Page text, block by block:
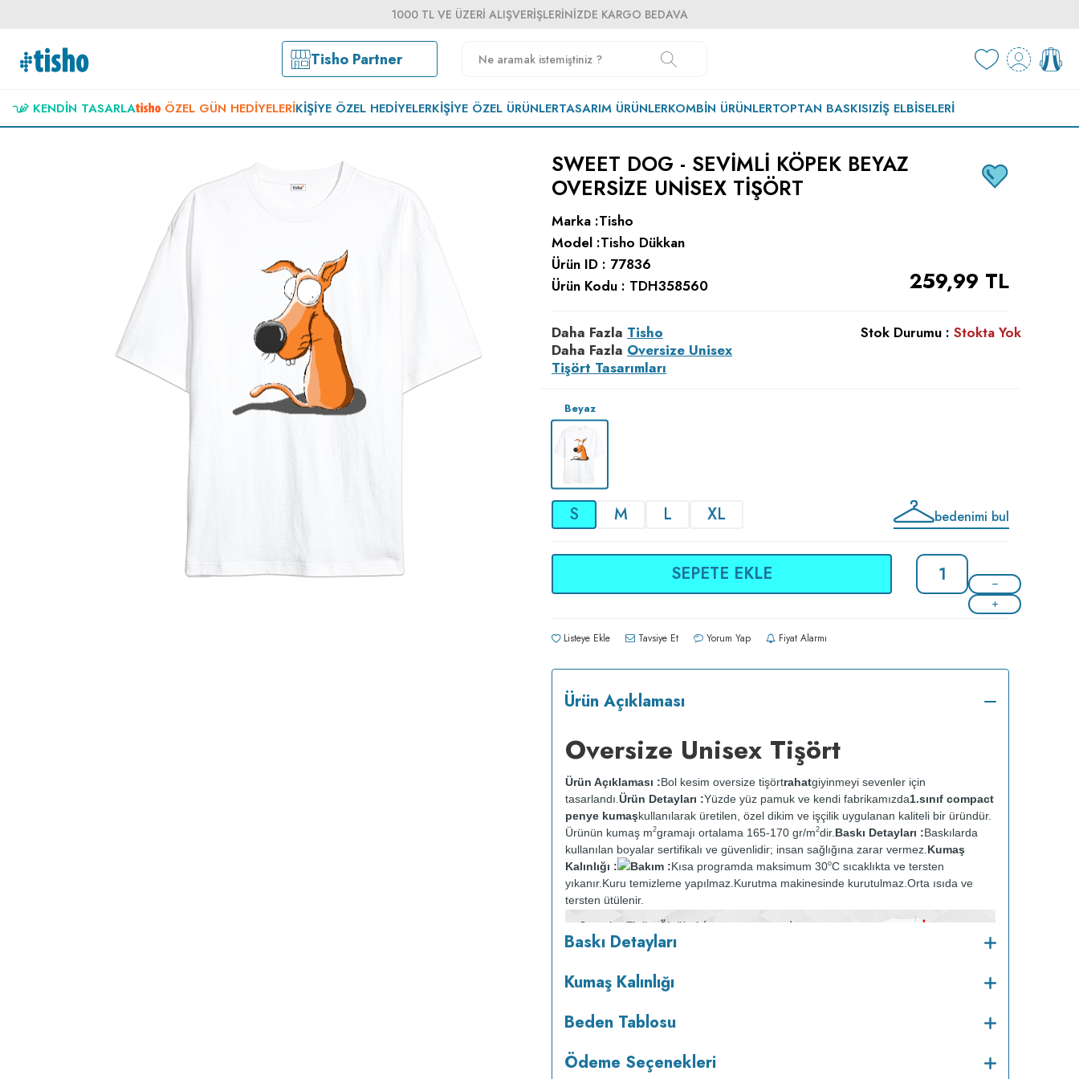
1000 TL VE ÜZERI ALIŞVERIŞLERINIZDE KARGO BEDAVA
Tisho Partner
KENDIN TASARLA ÖZEL GÜN HEDIYELERIKIŞIYE ÖZEL HEDIYELERKIŞIYE ÖZEL ÜRÜNLERTASARIM ÜRÜNLERKOMBIN ÜRÜNLERTOPTAN BASKISIZİŞ ELBISELERI
SWEET DOG - SEVIMLI KÖPEK BEYAZ
OVERSIZE UNISEX TIŞÖRT
Marka :Tisho
Model :Tisho Dükkan
Ürün ID : 77836
Ürün Kodu : TDH358560 259,99 TL
Daha Fazla Tisho
Daha Fazla Oversize Unisex
Tişört Tasarımları
Stok Durumu : Stokta Yok
Beyaz
S M L XL bedenimi bul
SEPETE EKLE
Listeye Ekle Tavsiye Et Yorum Yap Fiyat Alarmı
Ürün Açıklaması
Oversize Unisex Tişört
Ürün Açıklaması :Bol kesim oversize tişörtrahatgiyinmeyi sevenler için
tasarlandı. Ürün Detayları :Yüzde yüz pamuk ve kendi fabrikamızda1.sınıf compact
penye kumaşkullanılarak üretilen, özel dikim ve işçilik uygulanan kaliteli bir üründür.
Ürünün kumaş m2gramajı ortalama 165-170 gr/m2dir. Baskı Detayları :Baskılarda
kullanılan boyalar sertifikalı ve güvenlidir; insan sağlığına zarar vermez. Kumaş
Kalınlığı :
Bakım :Kısa programda maksimum 30oC sıcaklıkta ve tersten
yıkanır. Kuru temizleme yapılmaz. Kurutma makinesinde kurutulmaz. Orta ısıda ve
tersten ütülenir.
Baskı Detayları
Kumaş Kalınlığı
Beden Tablosu
Ödeme Seçenekleri